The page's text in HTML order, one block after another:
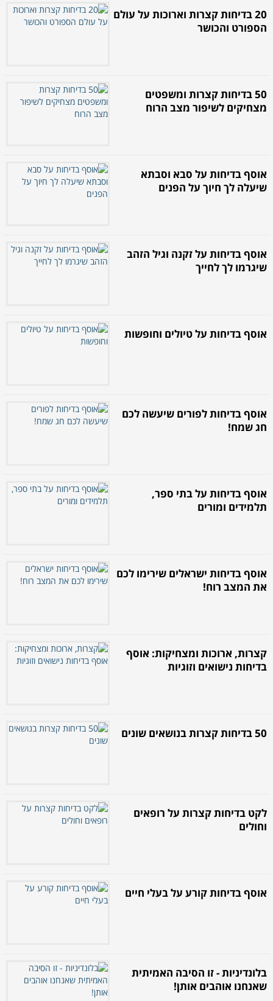
20 בדיחות קצרות וארוכות על עולם
הספורט והכושר
50 בדיחות קצרות ומשפטים
מצחיקים לשיפור מצב הרוח
אוסף בדיחות על סבא וסבתא
שיעלה לך חיוך על הפנים
אוסף בדיחות על זקנה וגיל הזהב
שיגרמו לך לחייך
אוסף בדיחות על טיולים וחופשות
אוסף בדיחות לפורים שיעשה לכם
חג שמח!
אוסף בדיחות על בתי ספר,
תלמידים ומורים
אוסף בדיחות ישראלים שירימו לכם
את המצב רוח!
קצרות, ארוכות ומצחיקות: אוסף
בדיחות נישואים וזוגיות
50 בדיחות קצרות בנושאים שונים
לקט בדיחות קצרות על רופאים
וחולים
אוסף בדיחות קורע על בעלי חיים
בלונדיניות - זו הסיבה האמיתית
שאנחנו אוהבים אותן!